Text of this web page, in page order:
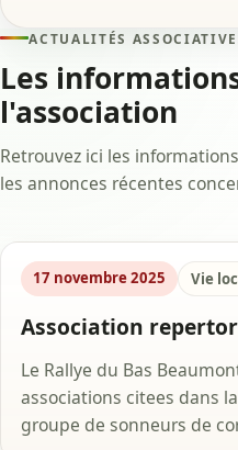
ACTUALITÉS
Les
l'association
Retrouvez ici les
les annonces récentes
17 novembre 2025 Vie
Association
Le Rallye du Bas
associations citees dans
groupe de sonneurs de